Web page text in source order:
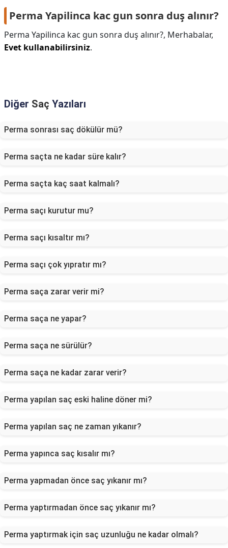
Perma Yapilinca kac gun sonra duş alınır?
Perma Yapilinca kac gun sonra duş alınır?, Merhabalar,
Evet kullanabilirsiniz.
Diğer Saç Yazıları
Perma sonrası saç dökülür mü?
Perma saçta ne kadar süre kalır?
Perma saçta kaç saat kalmalı?
Perma saçı kurutur mu?
Perma saçı kısaltır mı?
Perma saçı çok yıpratır mı?
Perma saça zarar verir mi?
Perma saça ne yapar?
Perma saça ne sürülür?
Perma saça ne kadar zarar verir?
Perma yapılan saç eski haline döner mi?
Perma yapılan saç ne zaman yıkanır?
Perma yapınca saç kısalır mı?
Perma yapmadan önce saç yıkanır mı?
Perma yaptırmadan önce saç yıkanır mı?
Perma yaptırmak için saç uzunluğu ne kadar olmalı?